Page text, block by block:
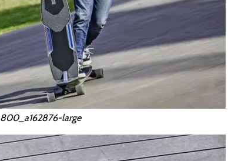
800_a162876-large